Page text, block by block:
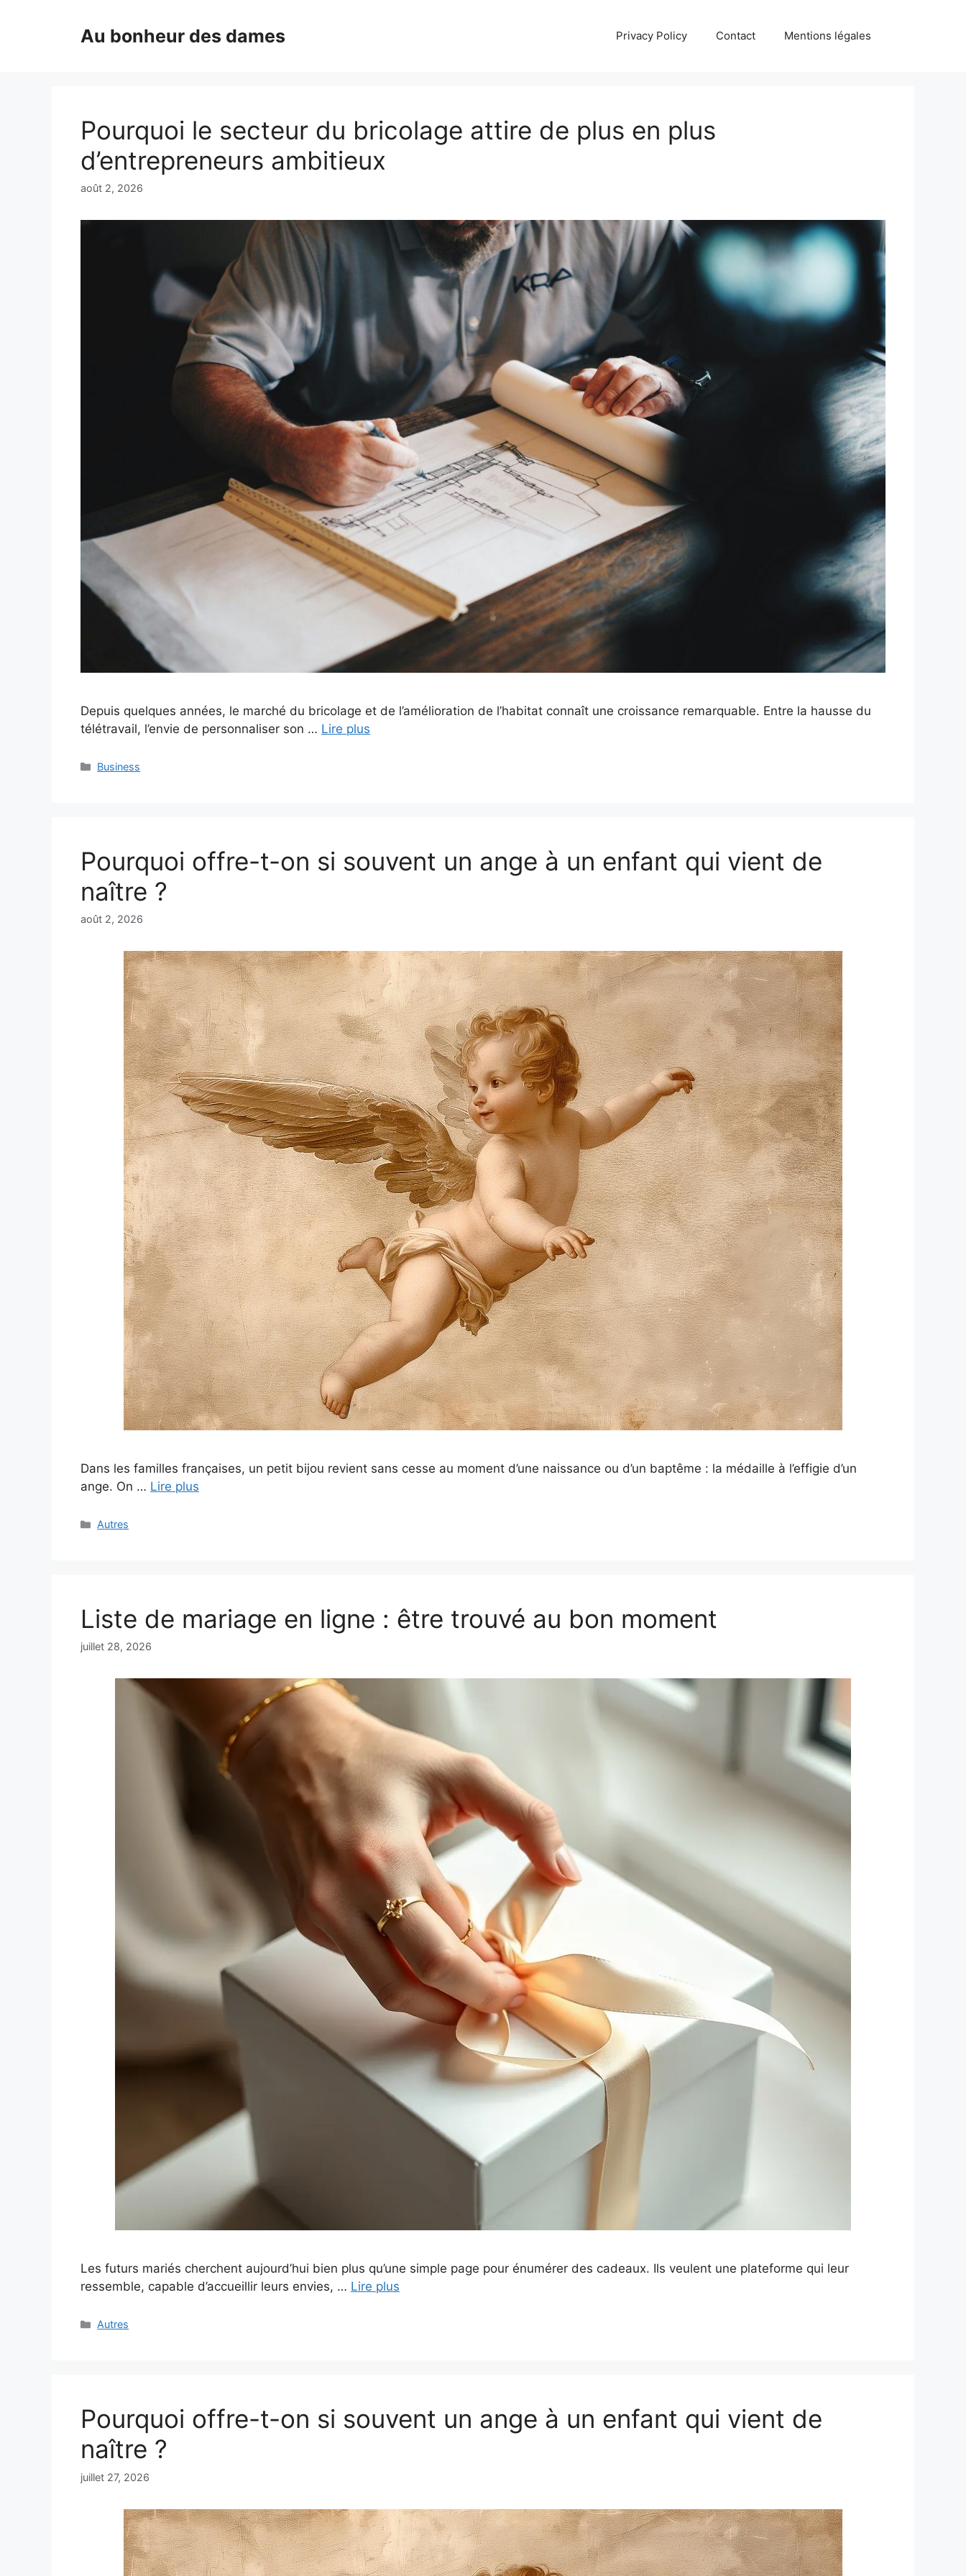
Au bonheur des dames Privacy Policy Contact Mentions légales
Pourquoi le secteur du bricolage attire de plus en plus
d’entrepreneurs ambitieux
août 2, 2026
Depuis quelques années, le marché du bricolage et de l’amélioration de l’habitat connaît une croissance remarquable. Entre la hausse du
télétravail, l’envie de personnaliser son … Lire plus
Catégories
Business
Pourquoi offre-t-on si souvent un ange à un enfant qui vient de
naître ?
août 2, 2026
Dans les familles françaises, un petit bijou revient sans cesse au moment d’une naissance ou d’un baptême : la médaille à l’effigie d’un
ange. On … Lire plus
Catégories
Autres
Liste de mariage en ligne : être trouvé au bon moment
juillet 28, 2026
Les futurs mariés cherchent aujourd’hui bien plus qu’une simple page pour énumérer des cadeaux. Ils veulent une plateforme qui leur
ressemble, capable d’accueillir leurs envies, … Lire plus
Catégories
Autres
Pourquoi offre-t-on si souvent un ange à un enfant qui vient de
naître ?
juillet 27, 2026